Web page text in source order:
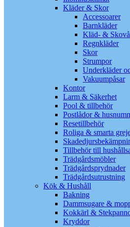
Kläder & Skor
Accessoarer
Barnkläder
Kläd- &
Regnkläder
Skor
Strumpor
Underkläder
Vakuumpåsar
Kontor
Larm & Säkerhet
Pool & tillbehör
Postlådor &
Resetillbehör
Roliga & smarta
Tillbehör till
Trädgårdsmöbler
Trädgårdsprydnader
Trädgårdsutrustning
Kök & Hushåll
Bakning
Dammsugare &
Kokkärl &
Kryddor